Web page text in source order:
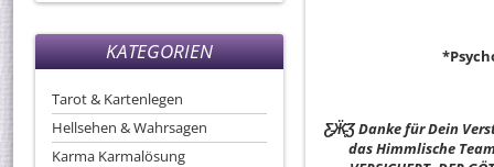
KATEGORIEN
Tarot & Kartenlegen
Hellsehen & Wahrsagen
Karma Karmalösung
Ƹ̵̡Ӝ̵̨̄Ʒ Danke für Dein
das Himmlische